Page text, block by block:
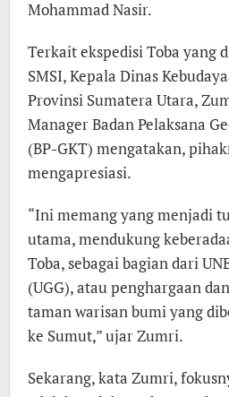
Mohammad Nasir.
Terkait ekspedisi Toba yang
SMSI, Kepala Dinas
Provinsi Sumatera Utara,
Manager Badan Pelaksana
(BP-GKT) mengatakan,
mengapresiasi.
“Ini memang yang menjadi
utama, mendukung
Toba, sebagai bagian dari
(UGG), atau penghargaan
taman warisan bumi yang
ke Sumut,” ujar Zumri.
Sekarang, kata Zumri,